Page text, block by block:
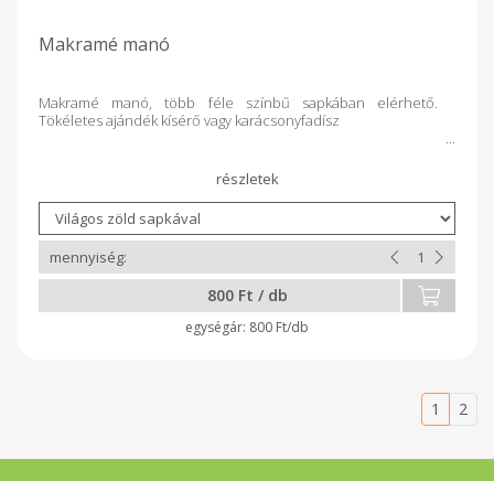
Makramé manó
Makramé manó, több féle színbű sapkában elérhető.
Tökéletes ajándék kísérő vagy karácsonyfadísz
800 Ft / db
800 Ft/db
1 2